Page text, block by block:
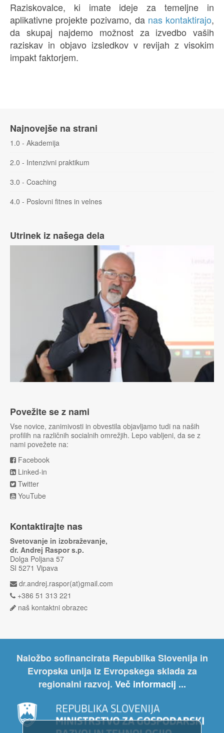
Raziskovalce, ki imate ideje za temeljne in
aplikativne projekte pozivamo, da nas kontaktirajo,
da skupaj najdemo možnost za izvedbo vaših
raziskav in objavo izsledkov v revijah z visokim
impakt faktorjem.
Najnovejše na strani
1.0 - Akademija
2.0 - Intenzivni praktikum
3.0 - Coaching
4.0 - Poslovni fitnes in velnes
Utrinek iz našega dela
Povežite se z nami
Vse novice, zanimivosti in obvestila objavljamo tudi na naših
profilih na različnih socialnih omrežjih. Lepo vabljeni, da se z
nami povežete na:
Facebook
Linked-in
Twitter
YouTube
Kontaktirajte nas
Svetovanje in izobraževanje,
dr. Andrej Raspor s.p.
Dolga Poljana 57
SI 5271 Vipava
dr.andrej.raspor(at)gmail.com
+386 51 313 221
naš kontaktni obrazec
Naložbo sofinancirata Republika Slovenija in
Evropska unija iz Evropskega sklada za
regionalni razvoj. Več informacij ...